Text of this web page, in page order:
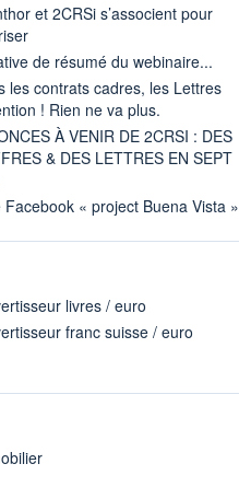
et 2CRSi s’associent pour
de résumé du webinaire...
les contrats cadres, les Lettres
! Rien ne va plus.
À VENIR DE 2CRSI : DES
& DES LETTRES EN SEPT
Facebook « project Buena Vista »
livres / euro
franc suisse / euro